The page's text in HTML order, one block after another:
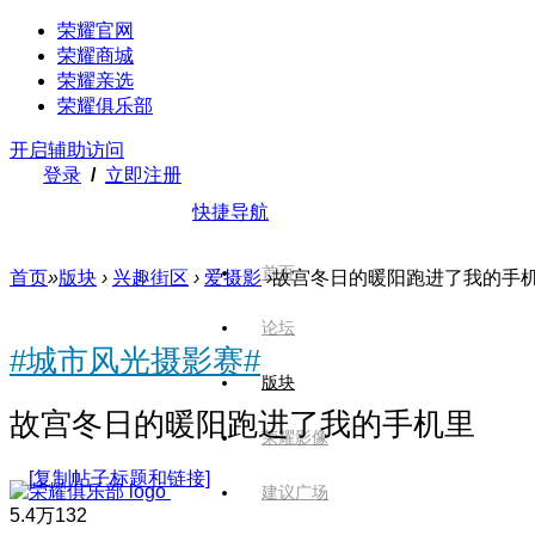
荣耀官网
荣耀商城
荣耀亲选
荣耀俱乐部
开启辅助访问
登录 / 立即注册
快捷导航
首页
论坛
版块
荣耀影像
建议广场
首页»版块 › 兴趣街区 › 爱摄影 ›故宫冬日的暖阳跑进了我的手
#城市风光摄影赛#
故宫冬日的暖阳跑进了我的手机里
[复制帖子标题和链接]
5.4万132